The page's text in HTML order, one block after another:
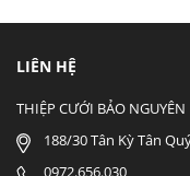
LIÊN HỆ
THIỆP CƯỚI BẢO NGUYÊN
188/30 Tân Kỳ Tân